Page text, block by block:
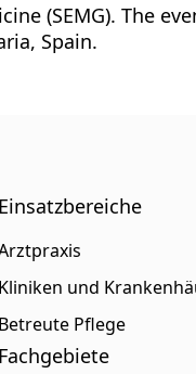
(SEMG). The
Spain.
Einsatzbereiche
Kliniken und
Betreute Pflege
Fachgebiete